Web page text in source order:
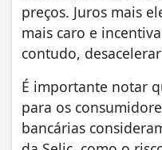
preços. Juros mais
mais caro e
contudo,
É importante notar
para os
bancárias